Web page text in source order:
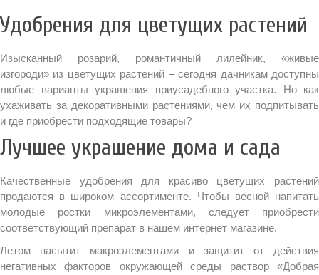
Удобрения для цветущих растений
Изысканный розарий, романтичный лилейник, «живые
изгороди» из цветущих растений – сегодня дачникам доступны
любые варианты украшения приусадебного участка. Но как
ухаживать за декоративными растениями, чем их подпитывать
и где приобрести подходящие товары?
Лучшее украшение дома и сада
Качественные удобрения для красиво цветущих растений
продаются в широком ассортименте. Чтобы весной напитать
молодые ростки микроэлементами, следует приобрести
соответствующий препарат в нашем интернет магазине.
Летом насытит макроэлементами и защитит от действия
негативных факторов окружающей среды раствор «Добрая